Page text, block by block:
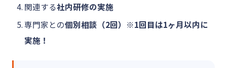
関連する社内研修の実施
専門家との個別相談（2回）※1回目は1ヶ月以内に
実施！